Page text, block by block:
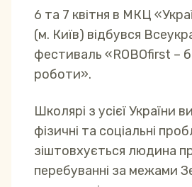
6 та 7 квітня в МКЦ
(м. Київ) відбувся
фестиваль «ROBOfirst –
роботи».
Школярі з усієї України
фізичні та соціальні
зіштовхується людина
перебуванні за межами